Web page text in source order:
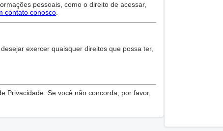
pessoais, como o direito de acessar,
contato conosco
exercer quaisquer direitos que possa ter,
Privacidade. Se você não concorda, por favor,